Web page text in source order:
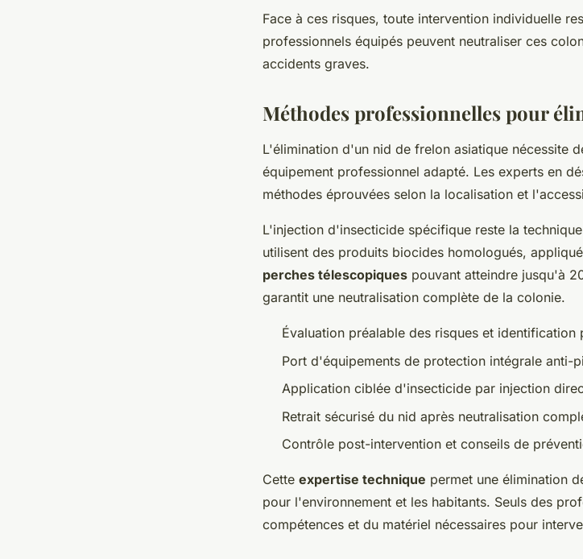
Face à ces risques, toute intervention individuelle
professionnels équipés peuvent neutraliser ces
accidents graves.
Méthodes professionnelles pour
L'élimination d'un nid de frelon asiatique nécessite
équipement professionnel adapté. Les experts en
méthodes éprouvées selon la localisation et
L'injection d'insecticide spécifique reste la
utilisent des produits biocides homologués,
perches télescopiques pouvant atteindre jusqu'à
garantit une neutralisation complète de la colonie.
Évaluation préalable des risques et identification
Port d'équipements de protection intégrale anti-
Application ciblée d'insecticide par injection
Retrait sécurisé du nid après neutralisation
Contrôle post-intervention et conseils de
Cette expertise technique permet une élimination
pour l'environnement et les habitants. Seuls des
compétences et du matériel nécessaires pour